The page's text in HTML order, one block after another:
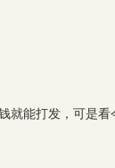
就能打发，可是